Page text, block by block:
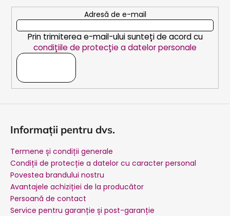
Adresă de e-mail
Prin trimiterea e-mail-ului sunteți de acord cu
condițiile de protecție a datelor personale
Informații pentru dvs.
Termene și condiții generale
Condiții de protecție a datelor cu caracter personal
Povestea brandului nostru
Avantajele achiziției de la producător
Persoană de contact
Service pentru garanție și post-garanție